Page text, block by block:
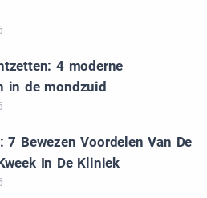
4 moderne
in de mondzuid
7 Bewezen Voordelen Van De
In De Kliniek